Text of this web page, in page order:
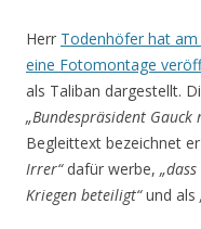
Herr Todenhöfer hat am
eine Fotomontage
als Taliban dargestellt.
„Bundespräsident
Begleittext bezeichnet
Irrer“dafür werbe,
Kriegen beteiligt“und als